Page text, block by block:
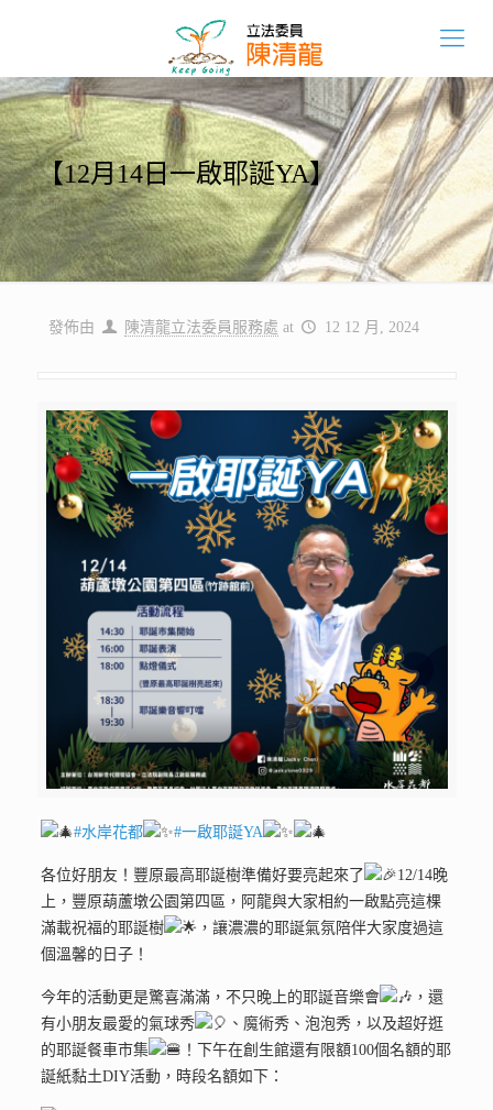
【12月14日一啟耶誕YA】
發佈由 陳清龍立法委員服務處 at 12 12 月, 2024
#水岸花都 #一啟耶誕YA
各位好朋友！豐原最高耶誕樹準備好要亮起來了
12/14晚
上，豐原葫蘆墩公園第四區，阿龍與大家相約一啟點亮這棵
滿載祝福的耶誕樹
，讓濃濃的耶誕氣氛陪伴大家度過這
個溫馨的日子！
今年的活動更是驚喜滿滿，不只晚上的耶誕音樂會
，還
有小朋友最愛的氣球秀
、魔術秀、泡泡秀，以及超好逛
的耶誕餐車市集
！下午在創生館還有限額100個名額的耶
誕紙黏土DIY活動，時段名額如下：